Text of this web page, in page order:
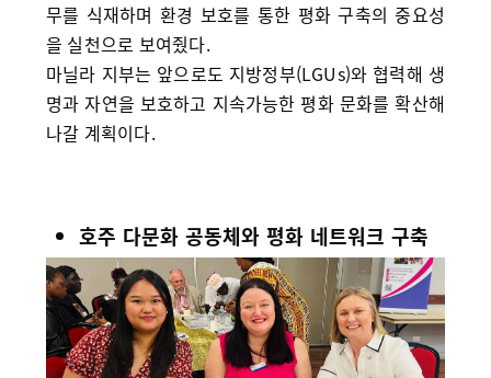
무를 식재하며 환경 보호를 통한 평화 구축의 중요성
을 실천으로 보여줬다.
마닐라 지부는 앞으로도 지방정부(LGUs)와 협력해 생
명과 자연을 보호하고 지속가능한 평화 문화를 확산해
나갈 계획이다.
호주 다문화 공동체와 평화 네트워크 구축